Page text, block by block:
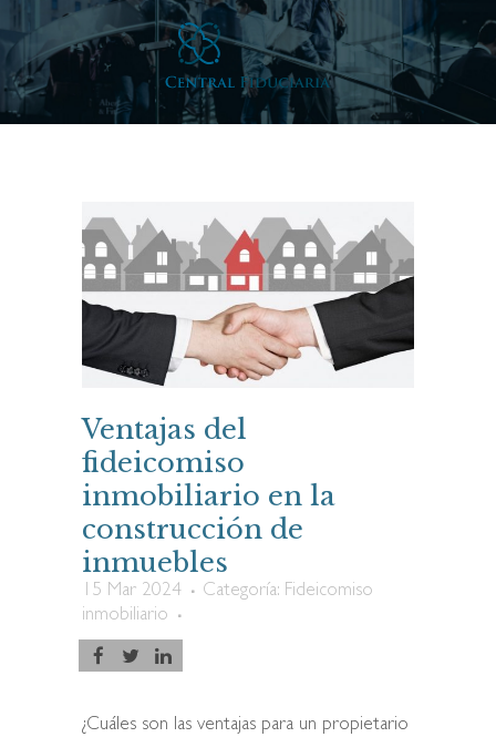
Ventajas del
fideicomiso
inmobiliario en la
construcción de
inmuebles
15 Mar 2024 Categoría: Fideicomiso
inmobiliario
¿Cuáles son las ventajas para un propietario